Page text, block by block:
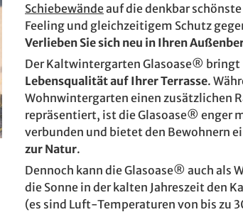
Schiebewändeauf die denkbar
Feeling und gleichzeitigem Schutz
Verlieben Sie sich neu in Ihren
Der Kaltwintergarten Glasoase® bringt
Lebensqualität auf Ihrer Terrasse.
Wohnwintergarten einen zusätzlichen
repräsentiert, ist die Glasoase® enger
verbunden und bietet den Bewohnern
zur Natur.
Dennoch kann die Glasoase® auch als
die Sonne in der kalten Jahreszeit den
(es sind Luft-Temperaturen von bis zu